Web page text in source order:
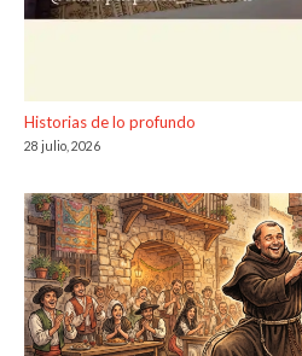
Historias de lo profundo
28 julio, 2026